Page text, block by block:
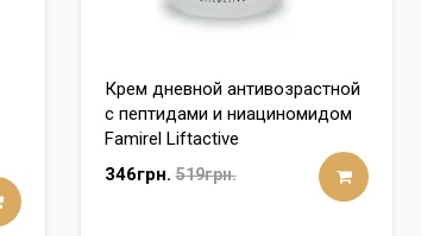
Крем дневной антивозрастной
с пептидами и ниациномидом
Famirel Liftactive
346грн. 519грн.